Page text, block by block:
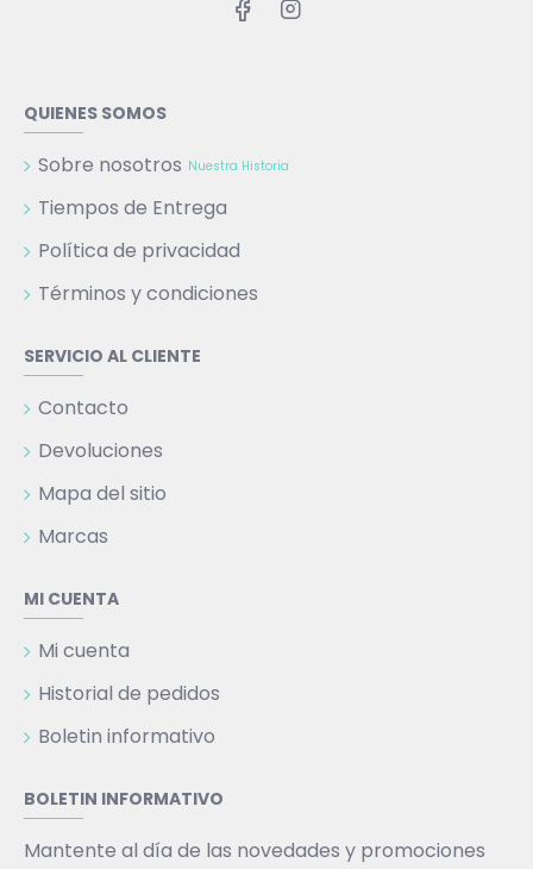
QUIENES SOMOS
Sobre nosotros Nuestra Historia
Tiempos de Entrega
Política de privacidad
Términos y condiciones
SERVICIO AL CLIENTE
Contacto
Devoluciones
Mapa del sitio
Marcas
MI CUENTA
Mi cuenta
Historial de pedidos
Boletin informativo
BOLETIN INFORMATIVO
Mantente al día de las novedades y promociones